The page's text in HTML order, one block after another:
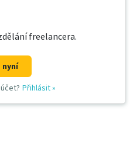
freelancera.
nyní
Přihlásit»